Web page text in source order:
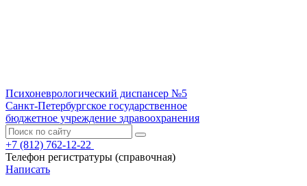
Психоневрологический диспансер №5
Санкт-Петербургское государственное
бюджетное учреждение здравоохранения
+7 (812) 762-12-22
Телефон регистратуры (справочная)
Написать